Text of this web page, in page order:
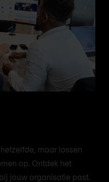
maar lossen
op. Ontdek het
jouw organisatie past.